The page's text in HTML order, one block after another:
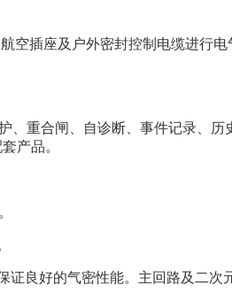
空插座及户外密封控制电缆进行
、重合闸、自诊断、事件记录、历
产品。
良好的气密性能。主回路及二次